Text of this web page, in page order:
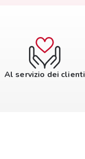
Al servizio dei clienti